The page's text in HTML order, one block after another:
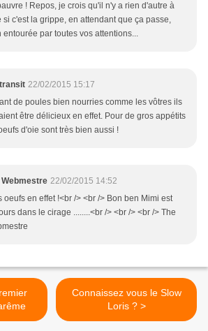
! Repos, je crois qu'il n'y a rien d'autre à
si c'est la grippe, en attendant que ça passe,
entourée par toutes vos attentions...
22/02/2015 15:17
de poules bien nourries comme les vôtres ils
être délicieux en effet. Pour de gros appétits
d'oie sont très bien aussi !
Webmestre 22/02/2015 14:52
oeufs en effet !<br /> <br /> Bon ben Mimi est
dans le cirage ........<br /> <br /> <br /> The
Connaissez vous le Slow
Loris ? >